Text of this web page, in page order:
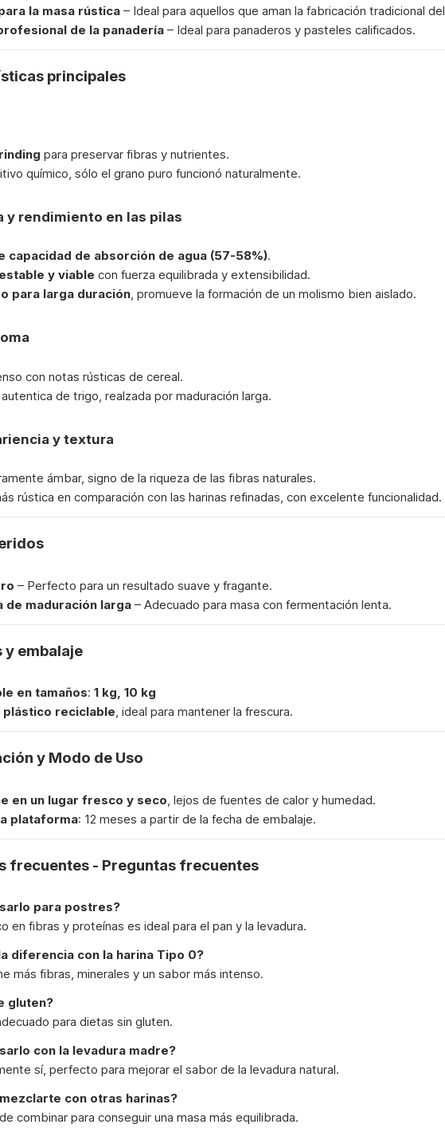
la masa rústica – Ideal para aquellos que aman la fabricación tradicional
de la panadería – Ideal para panaderos y pasteles calificados.
principales
para preservar fibras y nutrientes.
químico, sólo el grano puro funcionó naturalmente.
y rendimiento en las pilas
capacidad de absorción de agua (57-58%).
y viable con fuerza equilibrada y extensibilidad.
para larga duración, promueve la formación de un molismo bien aislado.
con notas rústicas de cereal.
de trigo, realzada por maduración larga.
y textura
ámbar, signo de la riqueza de las fibras naturales.
rústica en comparación con las harinas refinadas, con excelente funcionalidad.
– Perfecto para un resultado suave y fragante.
de maduración larga – Adecuado para masa con fermentación lenta.
y embalaje
en tamaños: 1 kg, 10 kg
plástico reciclable, ideal para mantener la frescura.
y Modo de Uso
en un lugar fresco y seco , lejos de fuentes de calor y humedad.
plataforma: 12 meses a partir de la fecha de embalaje.
frecuentes - Preguntas frecuentes
para postres?
en fibras y proteínas es ideal para el pan y la levadura.
diferencia con la harina Tipo 0?
más fibras, minerales y un sabor más intenso.
gluten?
para dietas sin gluten.
con la levadura madre?
sí, perfecto para mejorar el sabor de la levadura natural.
con otras harinas?
combinar para conseguir una masa más equilibrada.